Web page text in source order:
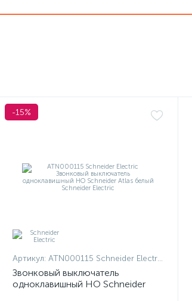
-15%
Артикул: ATN000115 Schneider Electric
Звонковый выключатель
одноклавишный НО Schneider